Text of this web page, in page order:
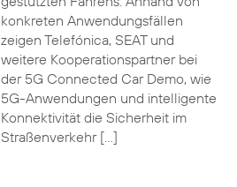
konkreten Anwendungsfällen
zeigen Telefónica, SEAT und
weitere Kooperationspartner bei
der 5G Connected Car Demo, wie
5G-Anwendungen und intelligente
Konnektivität die Sicherheit im
Straßenverkehr […]